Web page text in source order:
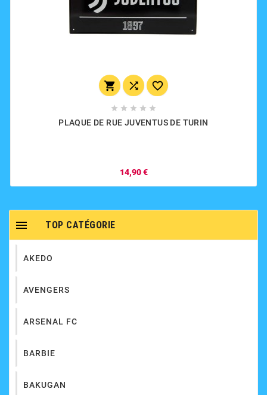
  
    
PLAQUE DE RUE JUVENTUS DE TURIN
14,90 €
TOP CATÉGORIE

AKEDO
AVENGERS
ARSENAL FC
BARBIE
BAKUGAN